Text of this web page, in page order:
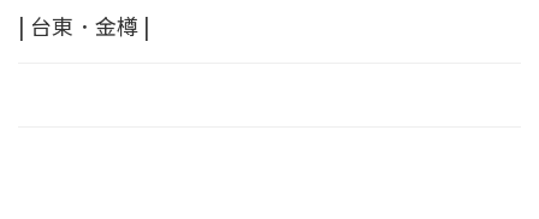
| 台東．金樽 |